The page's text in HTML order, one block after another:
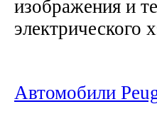
изображения и
электрического
Автомобили